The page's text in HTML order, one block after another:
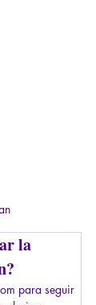
la
para seguir